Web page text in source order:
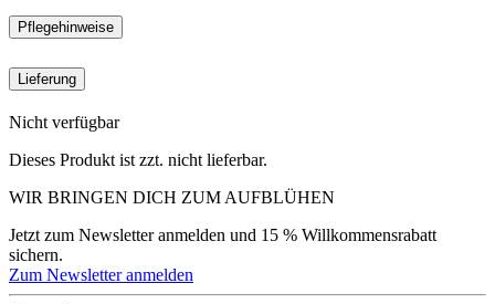
Pflegehinweise
Lieferung
Nicht verfügbar
Dieses Produkt ist zzt. nicht lieferbar.
WIR BRINGEN DICH ZUM AUFBLÜHEN
Jetzt zum Newsletter anmelden und 15 % Willkommensrabatt
sichern.
Zum Newsletter anmelden